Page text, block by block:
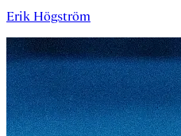
Erik Högström